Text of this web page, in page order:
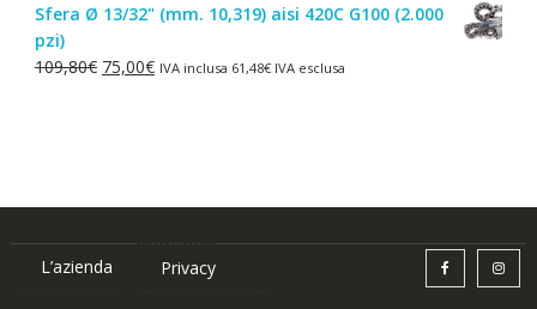
originale
87,84€.
attuale
75,00€.
Sfera Ø 13/32" (mm. 10,319) aisi 420C G100 (2.000
pzi)
109,80€ Il
75,00€IlIVA inclusa 61,48€IVA esclusa
L’azienda Privacy